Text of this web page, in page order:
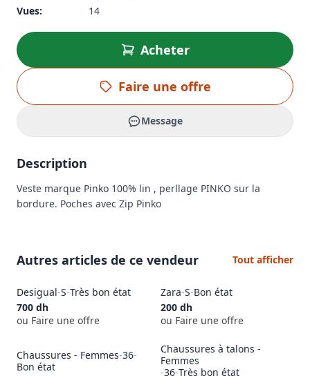
Vues:
14
Acheter
Faire une offre
Message
Description
Veste marque Pinko 100% lin , perllage PINKO sur la
bordure. Poches avec Zip Pinko
Autres articles de ce vendeur Tout afficher
Desigual-S-Très bon état
700 dh
ou Faire une offre
Zara-S-Bon état
200 dh
ou Faire une offre
Chaussures - Femmes-36-
Bon état
Chaussures à talons -
Femmes
-36-Très bon état